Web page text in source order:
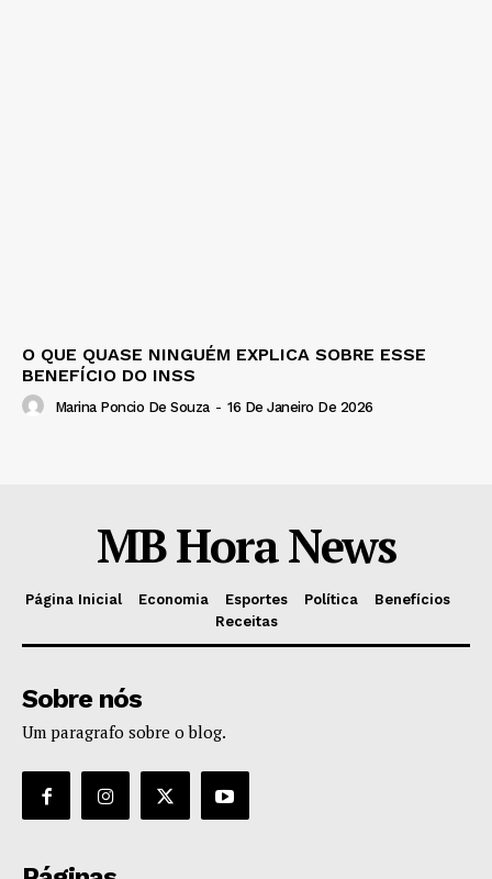
O QUE QUASE NINGUÉM EXPLICA SOBRE ESSE
BENEFÍCIO DO INSS
Marina Poncio De Souza - 16 De Janeiro De 2026
MB Hora News
Página Inicial Economia Esportes Política
Benefícios
Receitas
Sobre nós
Um paragrafo sobre o blog.